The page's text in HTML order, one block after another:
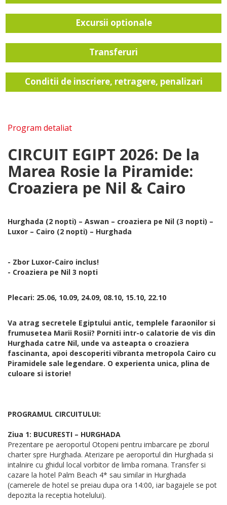
Excursii optionale
Transferuri
Conditii de inscriere, retragere, penalizari
Program detaliat
CIRCUIT EGIPT 2026: De la
Marea Rosie la Piramide:
Croaziera pe Nil & Cairo
Hurghada (2 nopti) – Aswan – croaziera pe Nil (3 nopti) –
Luxor – Cairo (2 nopti) – Hurghada
- Zbor Luxor-Cairo inclus!
- Croaziera pe Nil 3 nopti
Plecari: 25.06, 10.09, 24.09, 08.10, 15.10, 22.10
Va atrag secretele Egiptului antic, templele faraonilor si
frumusetea Marii Rosii? Porniti intr-o calatorie de vis din
Hurghada catre Nil, unde va asteapta o croaziera
fascinanta, apoi descoperiti vibranta metropola Cairo cu
Piramidele sale legendare. O experienta unica, plina de
culoare si istorie!
PROGRAMUL CIRCUITULUI:
Ziua 1: BUCURESTI – HURGHADA
Prezentare pe aeroportul Otopeni pentru imbarcare pe zborul
charter spre Hurghada. Aterizare pe aeroportul din Hurghada si
intalnire cu ghidul local vorbitor de limba romana. Transfer si
cazare la hotel Palm Beach 4* sau similar in Hurghada
(camerele de hotel se preiau dupa ora 14:00, iar bagajele se pot
depozita la receptia hotelului).